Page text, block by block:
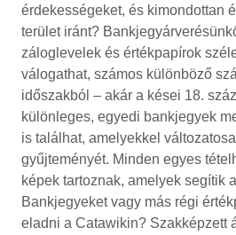
érdekességeket, és kimondottan
terület iránt?
záloglevelek és értékpapírok
válogathat, számos különböző
időszakból – akár a kései 18.
különleges, egyedi bankjegyek
is találhat, amelyekkel
gyűjteményét. Minden egyes
képek tartoznak, amelyek segítik
Bankjegyeket vagy más régi
eladni a Catawikin? Szakképzett